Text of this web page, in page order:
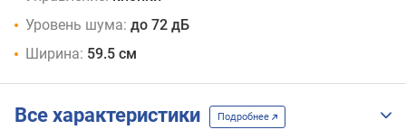
Уровень шума: до 72 дБ
Ширина: 59.5 см
Все характеристики Подробнее